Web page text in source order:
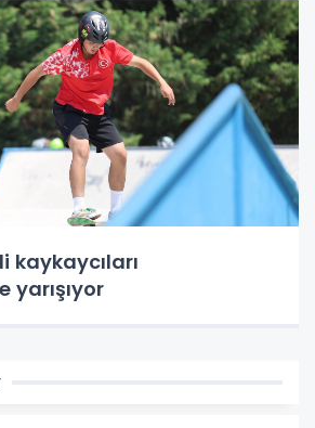
kaykaycıları
yarışıyor